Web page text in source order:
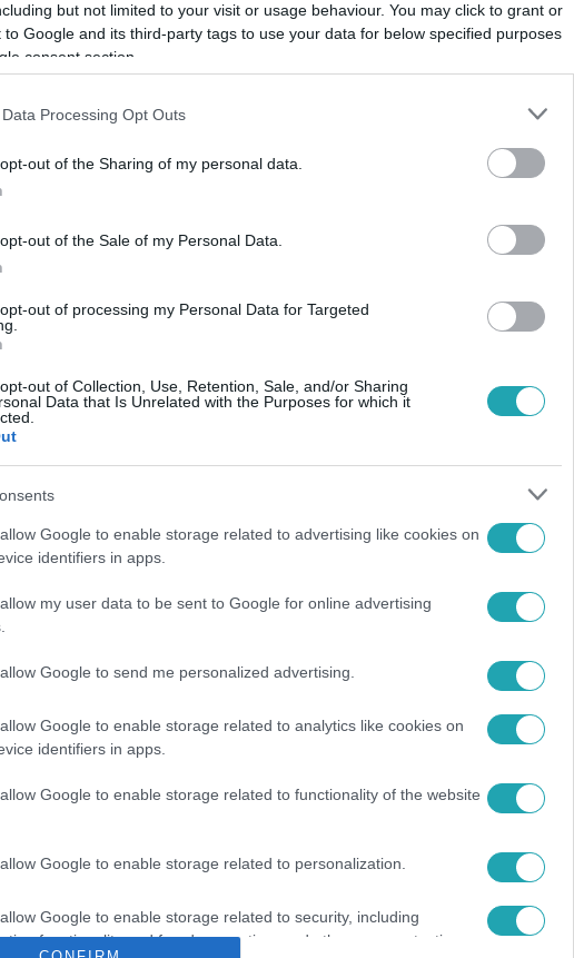
but not limited to your visit or usage behaviour. You may click to grant or
to Google and its third-party tags to use your data for below specified purposes
consent section.
Processing Opt Outs
out of the Sharing of my personal data.
out of the Sale of my Personal Data.
out of processing my Personal Data for Targeted
out of Collection, Use, Retention, Sale, and/or Sharing
Data that Is Unrelated with the Purposes for which it
Google to enable storage related to advertising like cookies on
identifiers in apps.
my user data to be sent to Google for online advertising
Google to send me personalized advertising.
Google to enable storage related to analytics like cookies on
identifiers in apps.
Google to enable storage related to functionality of the website
Google to enable storage related to personalization.
Google to enable storage related to security, including
functionality and fraud prevention, and other user protection.
ezért Sárvárnál letértek az
legyen a Google-találatokban!
FERENC NEMZETKÖZI REPÜLŐTÉR